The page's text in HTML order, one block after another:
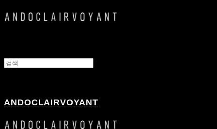
ANDOCLAIRVOYANT